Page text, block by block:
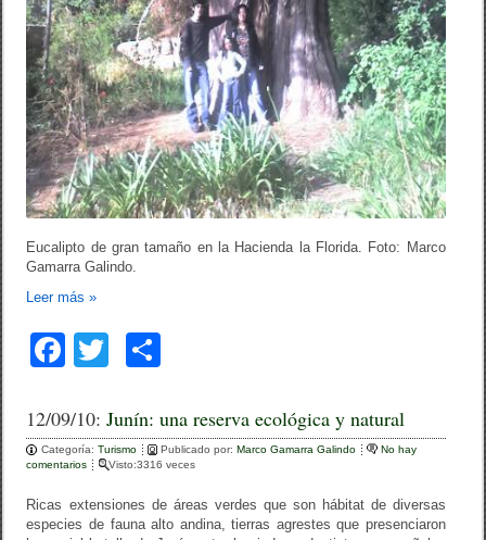
Eucalipto de gran tamaño en la Hacienda la Florida. Foto: Marco
Gamarra Galindo.
Leer más»
F
c
e
o
tt
er
m
p
ar
tir
12/09/10:Junín: una reserva ecológica y natural
Categoría:Turismo Publicado por:Marco Gamarra Galindo
No hay
comentarios
Visto:3316 veces
Ricas extensiones de áreas verdes que son hábitat de diversas
especies de fauna alto andina, tierras agrestes que presenciaron